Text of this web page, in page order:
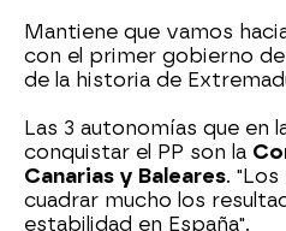
Mantiene que vamos
con el primer gobierno
de la historia de
Las 3 autonomías que en
conquistar el PP son la
Canarias y Baleares. "Los
cuadrar mucho los
estabilidad en España".